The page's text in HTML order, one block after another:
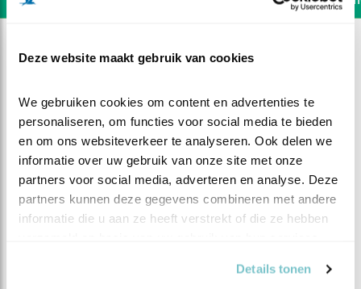
Deze website maakt gebruik van cookies
We gebruiken cookies om content en advertenties te
personaliseren, om functies voor social media te bieden
en om ons websiteverkeer te analyseren. Ook delen we
informatie over uw gebruik van onze site met onze
partners voor social media, adverteren en analyse. Deze
partners kunnen deze gegevens combineren met andere
informatie die u aan ze heeft verstrekt of die ze hebben
Details tonen